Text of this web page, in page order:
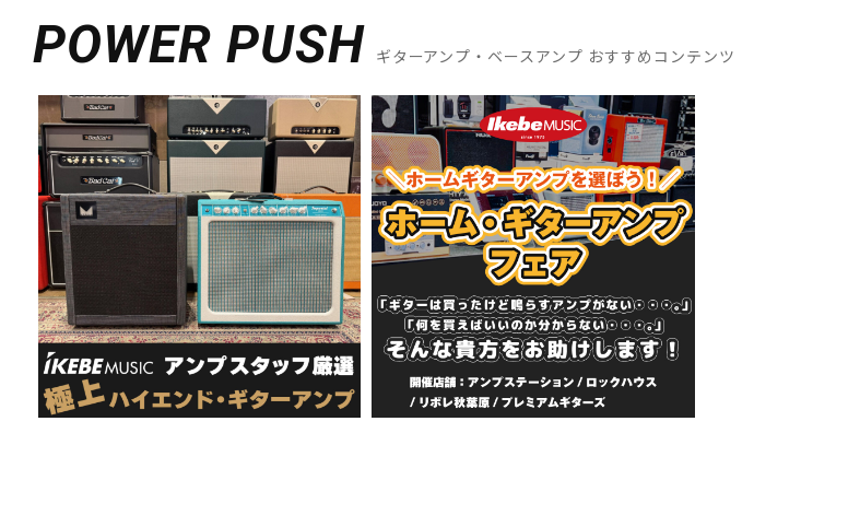
POWER PUSH ギターアンプ・ベースアンプ おすすめコンテンツ